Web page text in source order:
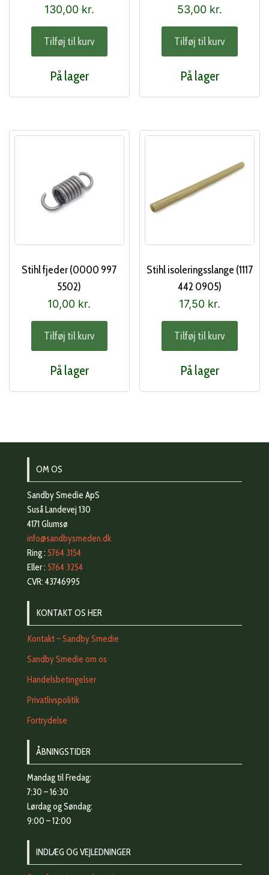
130,00 kr.
Tilføj til kurv
På lager
53,00 kr.
Tilføj til kurv
På lager
Stihl fjeder (0000 997
5502)
10,00 kr.
Tilføj til kurv
På lager
Stihl isoleringsslange (1117
442 0905)
17,50 kr.
Tilføj til kurv
På lager
OM OS
Sandby Smedie ApS
Suså Landevej 130
4171 Glumsø
info@sandbysmeden.dk
Ring : 5764 3154
Eller : 5764 3254
CVR: 43746995
KONTAKT OS HER
Kontakt – Sandby Smedie
Sandby Smedie om os
Handelsbetingelser
Privatlivspolitik
Fortrydelse
ÅBNINGSTIDER
Mandag til Fredag:
7:30 – 16:30
Lørdag og Søndag:
9:00 – 12:00
INDLÆG OG VEJLEDNINGER